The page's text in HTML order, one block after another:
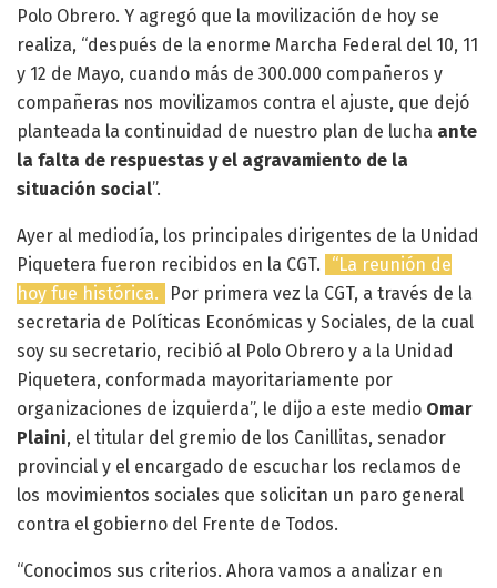
Polo Obrero. Y agregó que la movilización de hoy se
realiza, “después de la enorme Marcha Federal del 10, 11
y 12 de Mayo, cuando más de 300.000 compañeros y
compañeras nos movilizamos contra el ajuste, que dejó
planteada la continuidad de nuestro plan de lucha ante
la falta de respuestas y el agravamiento de la
situación social”.
Ayer al mediodía, los principales dirigentes de la Unidad
Piquetera fueron recibidos en la CGT.
“La reunión de
hoy fue histórica.
Por primera vez la CGT, a través de la
secretaria de Políticas Económicas y Sociales, de la cual
soy su secretario, recibió al Polo Obrero y a la Unidad
Piquetera, conformada mayoritariamente por
organizaciones de izquierda”, le dijo a este medio Omar
Plaini, el titular del gremio de los Canillitas, senador
provincial y el encargado de escuchar los reclamos de
los movimientos sociales que solicitan un paro general
contra el gobierno del Frente de Todos.
“Conocimos sus criterios. Ahora vamos a analizar en